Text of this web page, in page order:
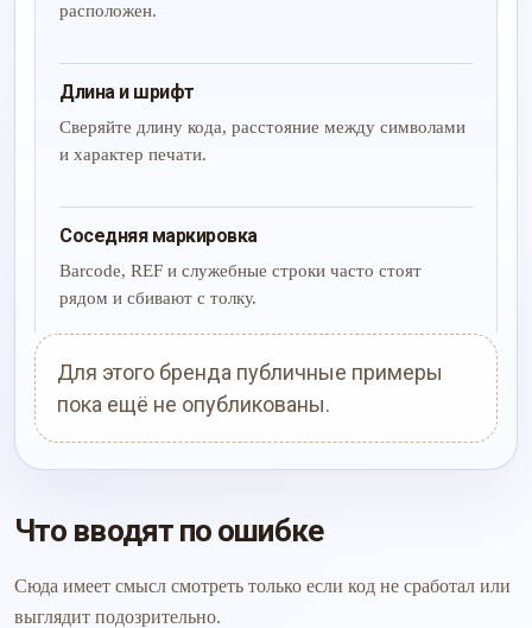
расположен.
Длина и шрифт
Сверяйте длину кода, расстояние между символами
и характер печати.
Соседняя маркировка
Barcode, REF и служебные строки часто стоят
рядом и сбивают с толку.
Для этого бренда публичные примеры
пока ещё не опубликованы.
Что вводят по ошибке
Сюда имеет смысл смотреть только если код не сработал или
выглядит подозрительно.